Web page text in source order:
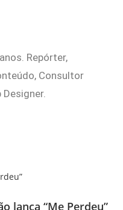
Repórter,
Consultor
lança “Me Perdeu”